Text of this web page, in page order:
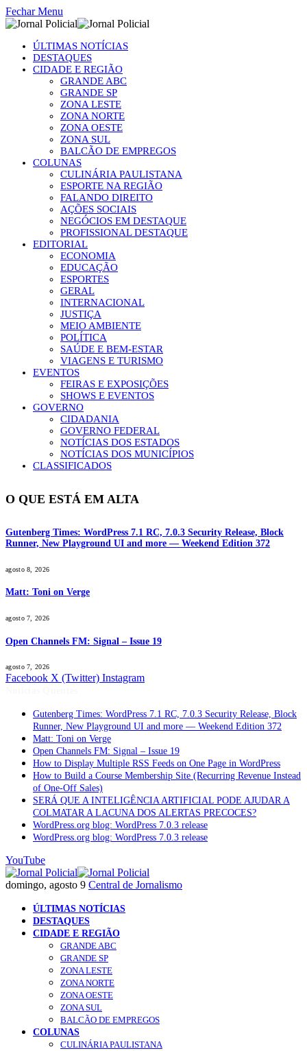
Fechar Menu
ÚLTIMAS NOTÍCIAS
DESTAQUES
CIDADE E REGIÃO
GRANDE ABC
GRANDE SP
ZONA LESTE
ZONA NORTE
ZONA OESTE
ZONA SUL
BALCÃO DE EMPREGOS
COLUNAS
CULINÁRIA PAULISTANA
ESPORTE NA REGIÃO
FALANDO DIREITO
AÇÕES SOCIAIS
NEGÓCIOS EM DESTAQUE
PROFISSIONAL DESTAQUE
EDITORIAL
ECONOMIA
EDUCAÇÃO
ESPORTES
GERAL
INTERNACIONAL
JUSTIÇA
MEIO AMBIENTE
POLÍTICA
SAÚDE E BEM-ESTAR
VIAGENS E TURISMO
EVENTOS
FEIRAS E EXPOSIÇÕES
SHOWS E EVENTOS
GOVERNO
CIDADANIA
GOVERNO FEDERAL
NOTÍCIAS DOS ESTADOS
NOTÍCIAS DOS MUNICÍPIOS
CLASSIFICADOS
O QUE ESTÁ EM ALTA
Gutenberg Times: WordPress 7.1 RC, 7.0.3 Security Release, Block
Runner, New Playground UI and more — Weekend Edition 372
agosto 8, 2026
Matt: Toni on Verge
agosto 7, 2026
Open Channels FM: Signal – Issue 19
agosto 7, 2026
Facebook X (Twitter) Instagram
Gutenberg Times: WordPress 7.1 RC, 7.0.3 Security Release, Block
Runner, New Playground UI and more — Weekend Edition 372
Matt: Toni on Verge
Open Channels FM: Signal – Issue 19
How to Display Multiple RSS Feeds on One Page in WordPress
How to Build a Course Membership Site (Recurring Revenue Instead
of One-Off Sales)
SERÁ QUE A INTELIGÊNCIA ARTIFICIAL PODE AJUDAR A
COLMATAR A LACUNA DOS ALERTAS PRECOCES?
WordPress.org blog: WordPress 7.0.3 release
WordPress.org blog: WordPress 7.0.3 release
YouTube
domingo, agosto 9 Central de Jornalismo
ÚLTIMAS NOTÍCIAS
DESTAQUES
CIDADE E REGIÃO
GRANDE ABC
GRANDE SP
ZONA LESTE
ZONA NORTE
ZONA OESTE
ZONA SUL
BALCÃO DE EMPREGOS
COLUNAS
CULINÁRIA PAULISTANA